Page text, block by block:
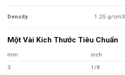
Density 1.25 g/cm3
Một Vài Kích Thước Tiêu Chuẩn
mm
inch
3
1/8